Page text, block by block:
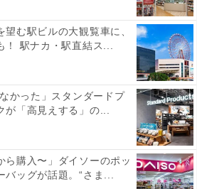
望む駅ビルの大観覧車に、
！ 駅ナカ・駅直結ス...
かった」スタンダードプ
が「高見えする」の...
ら購入〜」ダイソーのポッ
ッグが話題。“さま...